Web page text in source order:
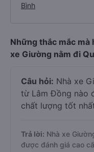
Bình
Những thắc mắc mà
xe Giường nằm đi
Câu hỏi: Nhà xe
từ Lâm Đồng nào
chất lượng tốt
Trả lời: Nhà xe
được đánh giá cao